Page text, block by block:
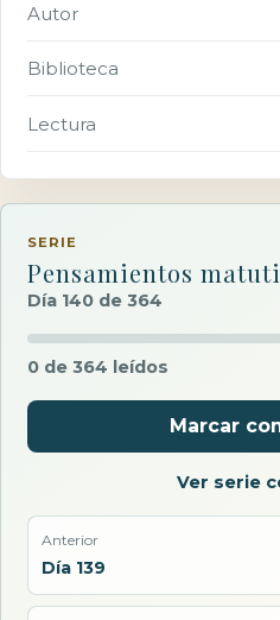
Autor
Biblioteca
Lectura
SERIE
Pensamientos
Día 140 de 364
0 de 364 leídos
Marcar
Ver serie
Anterior
Día 139